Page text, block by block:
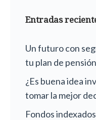
Entradas
Un futuro con
tu plan de
¿Es buena idea
tomar la mejor
Fondos